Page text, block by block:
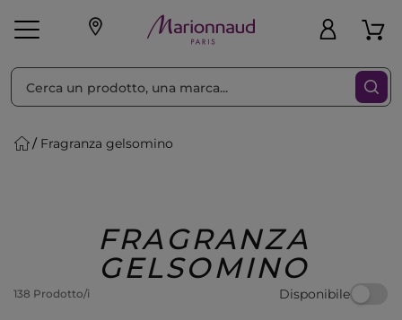
Make-up Profumi
Regalo
Fragranza gelsomino
FRAGRANZA
GELSOMINO
138 Prodotto/i Disponibile
Ordina per Filtra